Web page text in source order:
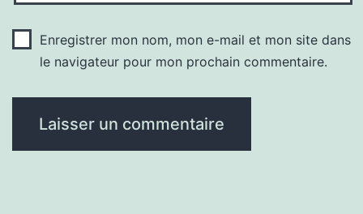
Enregistrer mon nom, mon e-mail et mon site dans
le navigateur pour mon prochain commentaire.